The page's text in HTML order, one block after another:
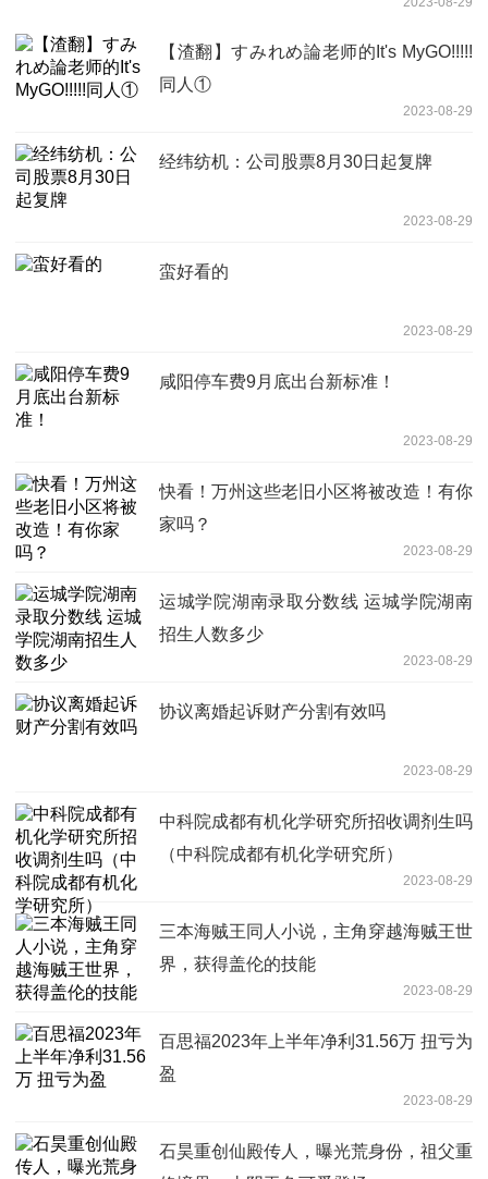
【渣翻】すみれめ論老师的It's MyGO!!!!!
同人①
2023-08-29
经纬纺机：公司股票8月30日起复牌
2023-08-29
蛮好看的
2023-08-29
咸阳停车费9月底出台新标准！
2023-08-29
快看！万州这些老旧小区将被改造！有你
家吗？
2023-08-29
运城学院湖南录取分数线 运城学院湖南
招生人数多少
2023-08-29
协议离婚起诉财产分割有效吗
2023-08-29
中科院成都有机化学研究所招收调剂生吗
（中科院成都有机化学研究所）
2023-08-29
三本海贼王同人小说，主角穿越海贼王世
界，获得盖伦的技能
2023-08-29
百思福2023年上半年净利31.56万 扭亏为
盈
2023-08-29
石昊重创仙殿传人，曝光荒身份，祖父重